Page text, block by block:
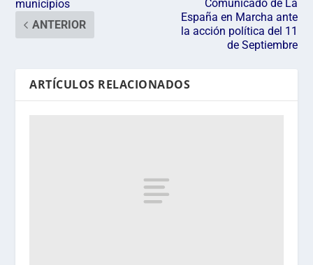
municipios
ANTERIOR
Comunicado de La
España en Marcha ante
la acción política del 11
de Septiembre
ARTÍCULOS RELACIONADOS